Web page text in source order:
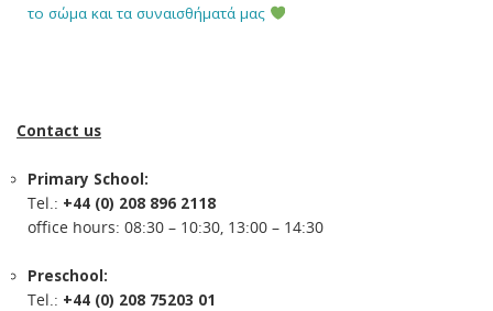
το σώμα και τα συναισθήματά μας
Contact us
Primary School:
Tel.: +44 (0) 208 896 2118
office hours: 08:30 – 10:30, 13:00 – 14:30
Preschool:
Tel.: +44 (0) 208 75203 01